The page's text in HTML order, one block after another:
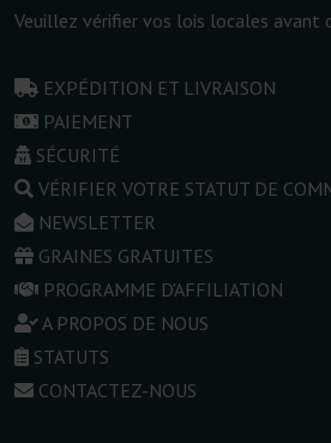
Veuillez vérifier vos lois locales avant
EXPÉDITION ET LIVRAISON
PAIEMENT
SÉCURITÉ
VÉRIFIER VOTRE STATUT DE
NEWSLETTER
GRAINES GRATUITES
PROGRAMME D'AFFILIATION
A PROPOS DE NOUS
STATUTS
CONTACTEZ-NOUS